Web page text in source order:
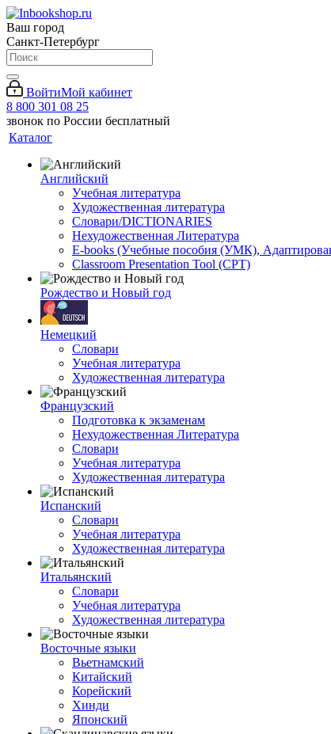
Ваш город
Санкт-Петербург
ВойтиМой кабинет
8 800 301 08 25
звонок по России бесплатный
Каталог
Английский
Учебная литература
Художественная литература
Словари/DICTIONARIES
Нехудожественная Литература
E-books (Учебные пособия (УМК),
Classroom Presentation Tool (CPT)
Рождество и Новый год
Немецкий
Словари
Учебная литература
Художественная литература
Французский
Подготовка к экзаменам
Нехудожественная Литература
Словари
Учебная литература
Художественная литература
Испанский
Словари
Учебная литература
Художественная литература
Итальянский
Словари
Учебная литература
Художественная литература
Восточные языки
Вьетнамский
Китайский
Корейский
Хинди
Японский